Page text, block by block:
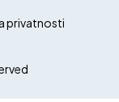
privatnosti